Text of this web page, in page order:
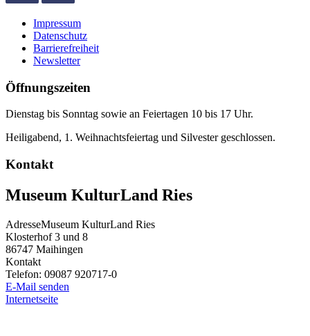
Impressum
Datenschutz
Barrierefreiheit
Newsletter
Öffnungszeiten
Dienstag bis Sonntag sowie an Feiertagen 10 bis 17 Uhr.
Heiligabend, 1. Weihnachtsfeiertag und Silvester geschlossen.
Kontakt
Museum KulturLand Ries
AdresseMuseum KulturLand Ries
Klosterhof 3 und 8
86747 Maihingen
Kontakt
Telefon: 09087 920717-0
E-Mail senden
Internetseite